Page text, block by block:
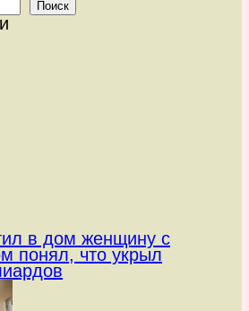
Поиск
в дом женщину с
понял, что укрыл